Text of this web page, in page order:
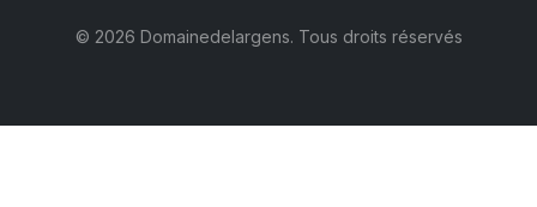
© 2026 Domainedelargens. Tous droits réservés